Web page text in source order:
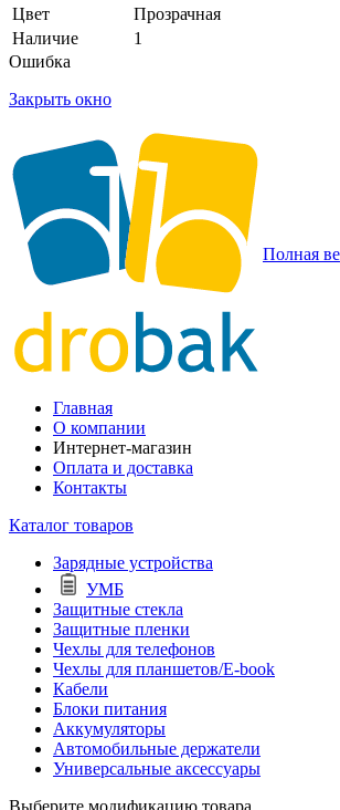
Цвет
Прозрачная
Наличие
1
Ошибка
Закрыть окно
Полная
Главная
О компании
Интернет-магазин
Оплата и доставка
Контакты
Каталог товаров
Зарядные устройства
УМБ
Защитные стекла
Защитные пленки
Чехлы для телефонов
Чехлы для планшетов/E-book
Кабели
Блоки питания
Аккумуляторы
Автомобильные держатели
Универсальные аксессуары
Выберите модификацию товара